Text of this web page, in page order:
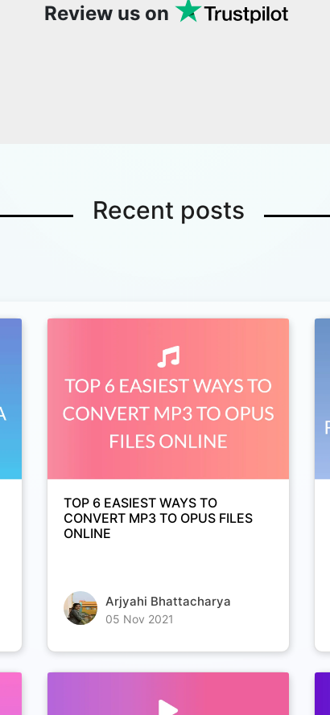
Review us on
Recent posts
TOP 6 EASIEST WAYS TO
CONVERT MP3 TO OPUS FILES
ONLINE
Arjyahi Bhattacharya
05 Nov 2021